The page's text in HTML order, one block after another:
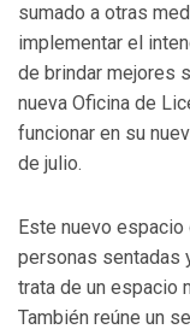
sumado a otras
implementar el
de brindar mejores
nueva Oficina de
funcionar en su
de julio.
Este nuevo
personas sentadas
trata de un espacio
También reúne un